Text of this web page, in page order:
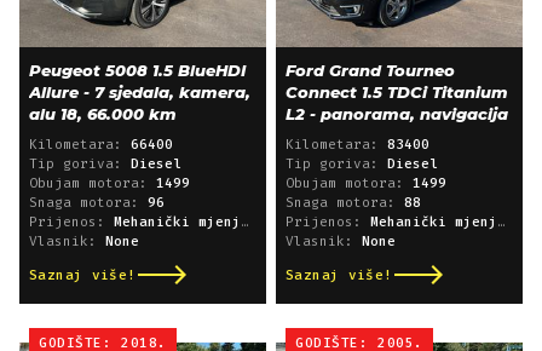
Peugeot 5008 1.5 BlueHDI
Allure - 7 sjedala, kamera,
alu 18, 66.000 km
Kilometara: 66400
Tip goriva: Diesel
Obujam motora: 1499
Snaga motora: 96
Prijenos: Mehanički mjenjač
Vlasnik: None
Saznaj više!
Ford Grand Tourneo
Connect 1.5 TDCi Titanium
L2 - panorama, navigacija
Kilometara: 83400
Tip goriva: Diesel
Obujam motora: 1499
Snaga motora: 88
Prijenos: Mehanički mjenjač
Vlasnik: None
Saznaj više!
GODIŠTE: 2018. GODIŠTE: 2005.